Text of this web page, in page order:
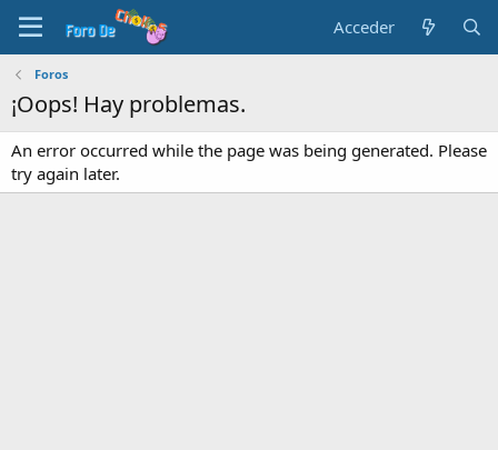
Acceder
Foros
¡Oops! Hay problemas.
An error occurred while the page was being generated. Please
try again later.